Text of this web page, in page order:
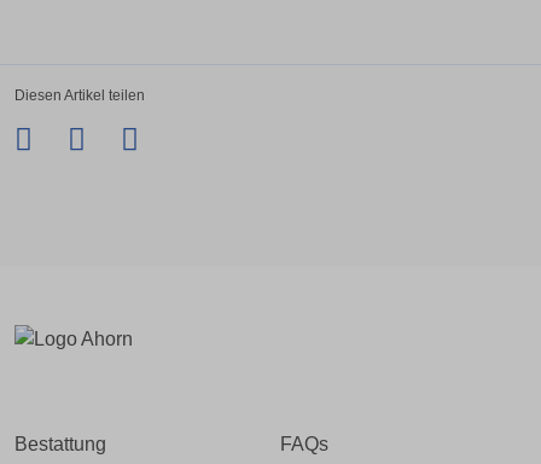
Diesen Artikel teilen
Bestattung FAQs